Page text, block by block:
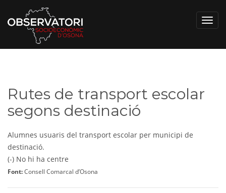
Rutes de transport escolar
segons destinació
Alumnes usuaris del transport escolar per municipi de
destinació.
(-) No hi ha centre
Font:Consell Comarcal d’Osona